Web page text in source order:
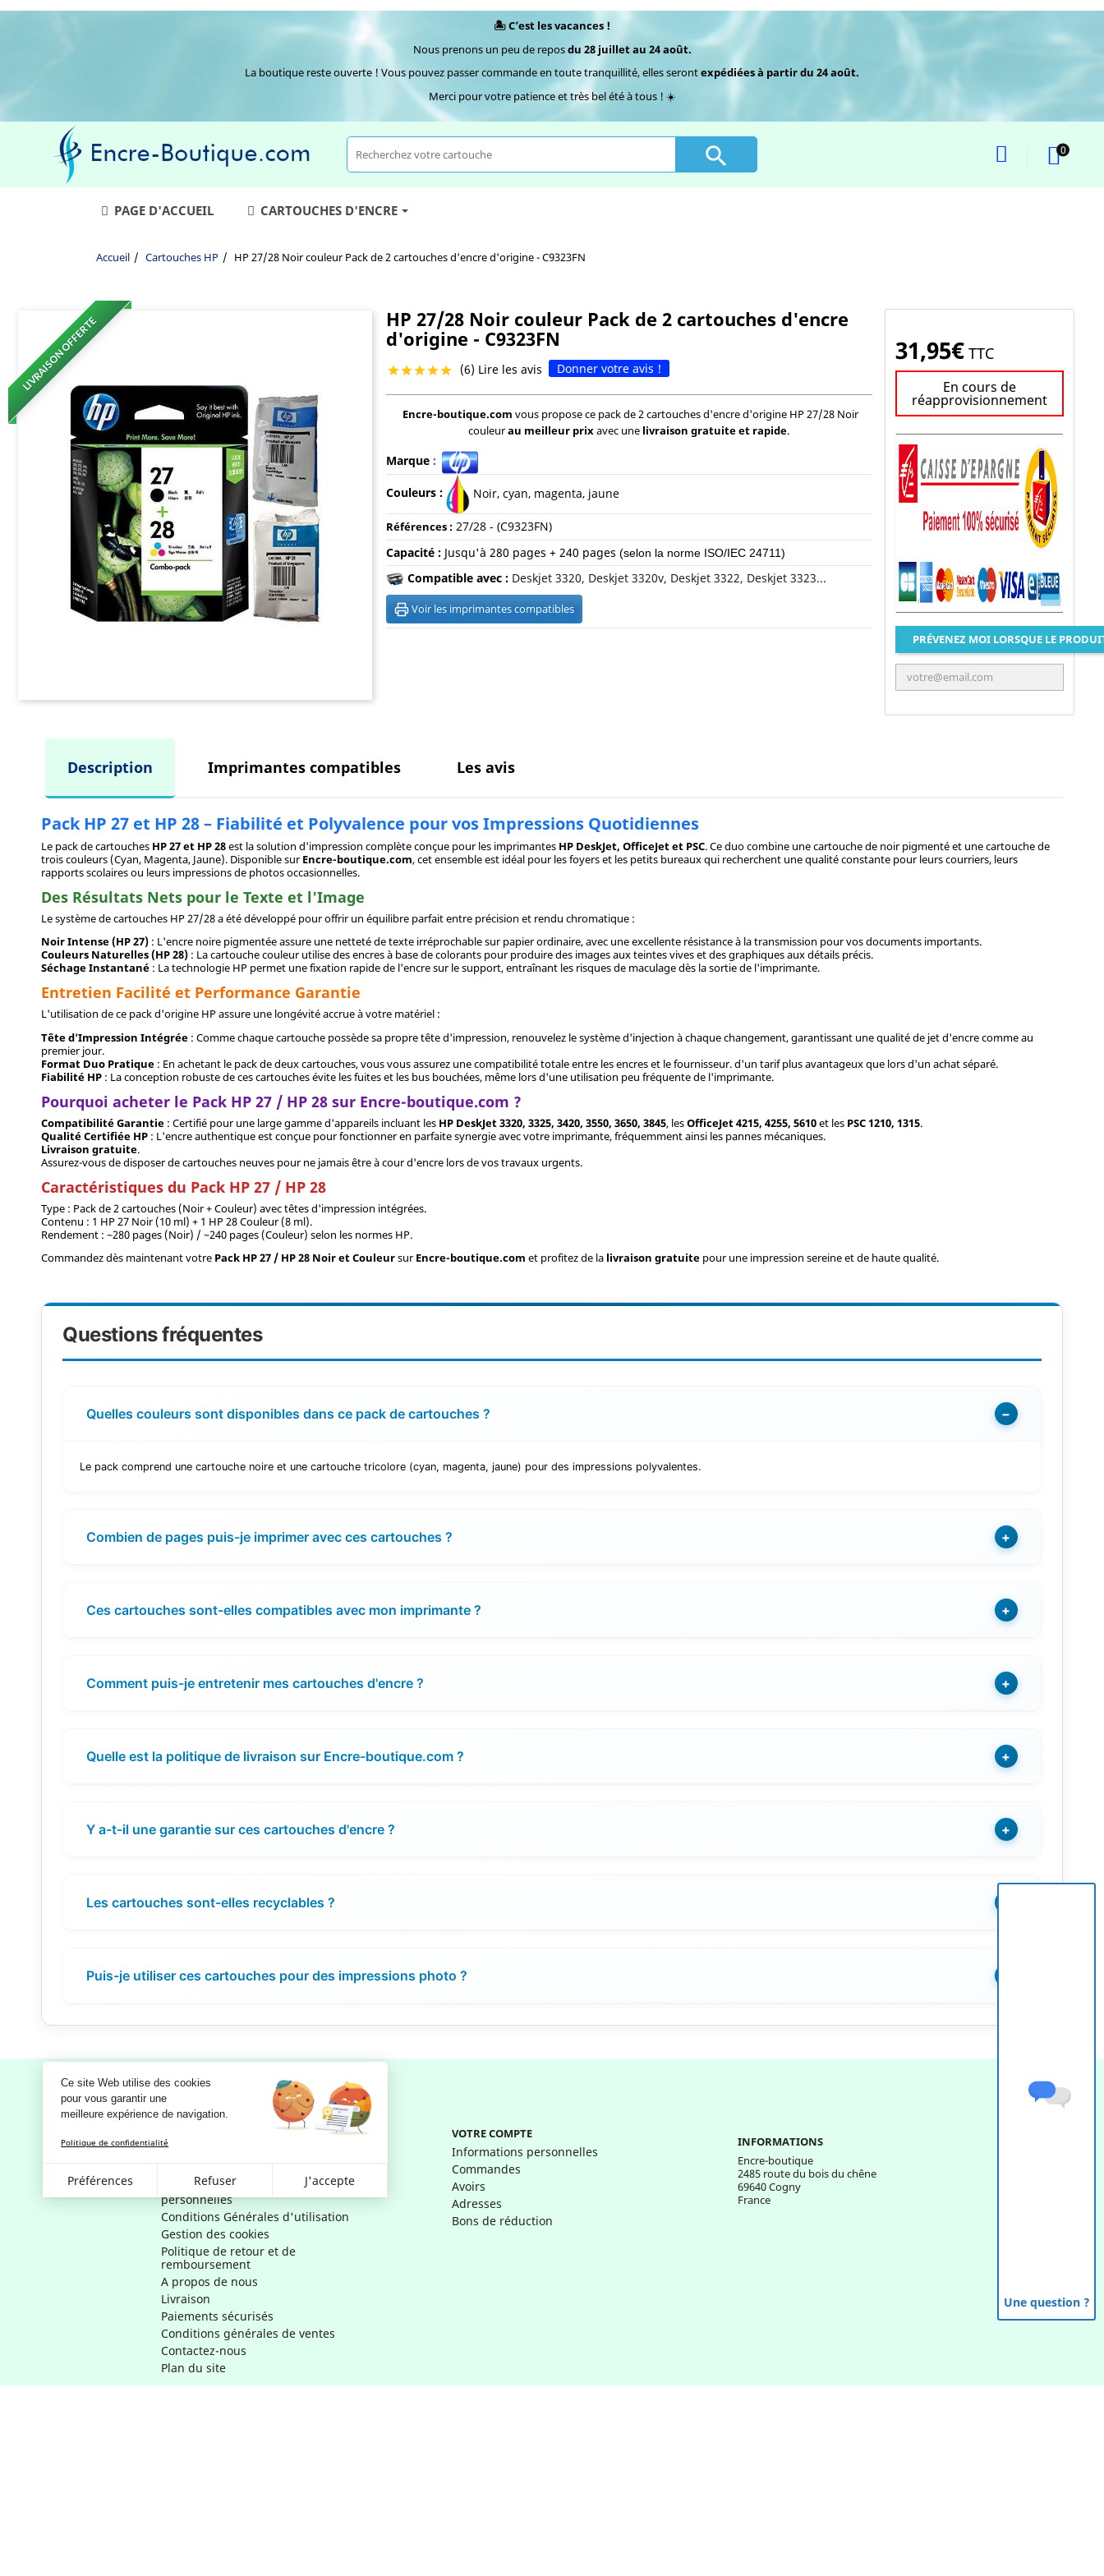
Ce site Web utilise des cookies
pour vous garantir une
meilleure expérience de navigation.
Politique de confidentialité
Préférences Refuser J'accepte
🏝️ C’est les vacances !
Nous prenons un peu de reposdu 28 juillet au 24 août.
La boutique reste ouverte ! Vous pouvez passer commande en toute tranquillité, elles serontexpédiées à partir du 24 août.
Merci pour votre patience et très bel été à tous ! ☀️
 0
PAGE D'ACCUEIL CARTOUCHES D'ENCRE
Accueil Cartouches HP HP 27/28 Noir couleur Pack de 2 cartouches d'encre d'origine - C9323FN
LIVRAISON OFFERTE
HP 27/28 Noir couleur Pack de 2 cartouches d'encre
d'origine - C9323FN
 (6) Lire les avis Donner votre avis !
Encre-boutique.com vous propose ce pack de 2 cartouches d'encre d'origine HP 27/28 Noir
couleurau meilleur prix avec une livraison gratuite et rapide.
Marque:
Couleurs : Noir, cyan, magenta, jaune
Références : 27/28 - (C9323FN)
Capacité : Jusqu'à 280 pages + 240 pages (selon la norme ISO/IEC 24711)
Compatible avec : Deskjet 3320, Deskjet 3320v, Deskjet 3322, Deskjet 3323...
Voir les imprimantes compatibles
Une question ?
31,95€ TTC
En cours de
réapprovisionnement
PRÉVENEZ MOI LORSQUE LE
Description Imprimantes compatibles Les avis
Pack HP 27 et HP 28 – Fiabilité et Polyvalence pour vos Impressions Quotidiennes
Le pack de cartouches HP 27 et HP 28est la solution d'impression complète conçue pour les imprimantes HP DeskJet, OfficeJet et PSC. Ce duo combine une cartouche de noir pigmenté et une cartouche de
trois couleurs (Cyan, Magenta, Jaune). Disponible surEncre-boutique.com, cet ensemble est idéal pour les foyers et les petits bureaux qui recherchent une qualité constante pour leurs courriers, leurs
rapports scolaires ou leurs impressions de photos occasionnelles.
Des Résultats Nets pour le Texte et l'Image
Le système de cartouches HP 27/28 a été développé pour offrir un équilibre parfait entre précision et rendu chromatique :
Noir Intense (HP 27) : L'encre noire pigmentée assure une netteté de texte irréprochable sur papier ordinaire, avec une excellente résistance à la transmission pour vos documents importants.
Couleurs Naturelles (HP 28) : La cartouche couleur utilise des encres à base de colorants pour produire des images aux teintes vives et des graphiques aux détails précis.
Séchage Instantané : La technologie HP permet une fixation rapide de l'encre sur le support, entraînant les risques de maculage dès la sortie de l'imprimante.
Entretien Facilité et Performance Garantie
L'utilisation de ce pack d'origine HP assure une longévité accrue à votre matériel :
Tête d'Impression Intégrée : Comme chaque cartouche possède sa propre tête d'impression, renouvelez le système d'injection à chaque changement, garantissant une qualité de jet d'encre comme au
premier jour.
Format Duo Pratique : En achetant le pack de deux cartouches, vous vous assurez une compatibilité totale entre les encres et le fournisseur. d'un tarif plus avantageux que lors d'un achat séparé.
Fiabilité HP : La conception robuste de ces cartouches évite les fuites et les bus bouchées, même lors d'une utilisation peu fréquente de l'imprimante.
Pourquoi acheter le Pack HP 27 / HP 28 sur Encre-boutique.com ?
Compatibilité Garantie : Certifié pour une large gamme d'appareils incluant les HP DeskJet 3320, 3325, 3420, 3550, 3650, 3845, lesOfficeJet 4215, 4255, 5610et les PSC 1210, 1315.
Qualité Certifiée HP : L'encre authentique est conçue pour fonctionner en parfaite synergie avec votre imprimante, fréquemment ainsi les pannes mécaniques.
Livraison gratuite.
Assurez-vous de disposer de cartouches neuves pour ne jamais être à cour d'encre lors de vos travaux urgents.
Caractéristiques du Pack HP 27 / HP 28
Type : Pack de 2 cartouches (Noir + Couleur) avec têtes d'impression intégrées.
Contenu : 1 HP 27 Noir (10 ml) + 1 HP 28 Couleur (8 ml).
Rendement : ~280 pages (Noir) / ~240 pages (Couleur) selon les normes HP.
Commandez dès maintenant votre Pack HP 27 / HP 28 Noir et CouleursurEncre-boutique.com et profitez de la livraison gratuite pour une impression sereine et de haute qualité.
Questions fréquentes
Quelles couleurs sont disponibles dans ce pack de cartouches ? −
Le pack comprend une cartouche noire et une cartouche tricolore (cyan, magenta, jaune) pour des impressions polyvalentes.
Combien de pages puis-je imprimer avec ces cartouches ? +
Ces cartouches sont-elles compatibles avec mon imprimante ? +
Comment puis-je entretenir mes cartouches d'encre ? +
Quelle est la politique de livraison sur Encre-boutique.com ? +
Y a-t-il une garantie sur ces cartouches d'encre ? +
Les cartouches sont-elles recyclables ?
Puis-je utiliser ces cartouches pour des impressions photo ?
Notre société
RGPD - Politique de confidentialité
et d'utilisation des données
personnelles
Conditions Générales d'utilisation
Gestion des cookies
Politique de retour et de
remboursement
A propos de nous
Livraison
Paiements sécurisés
Conditions générales de ventes
Contactez-nous
Plan du site
VOTRE COMPTE
Informations personnelles
Commandes
Avoirs
Adresses
Bons de réduction
INFORMATIONS
Encre-boutique
2485 route du bois du chêne
69640 Cogny
France